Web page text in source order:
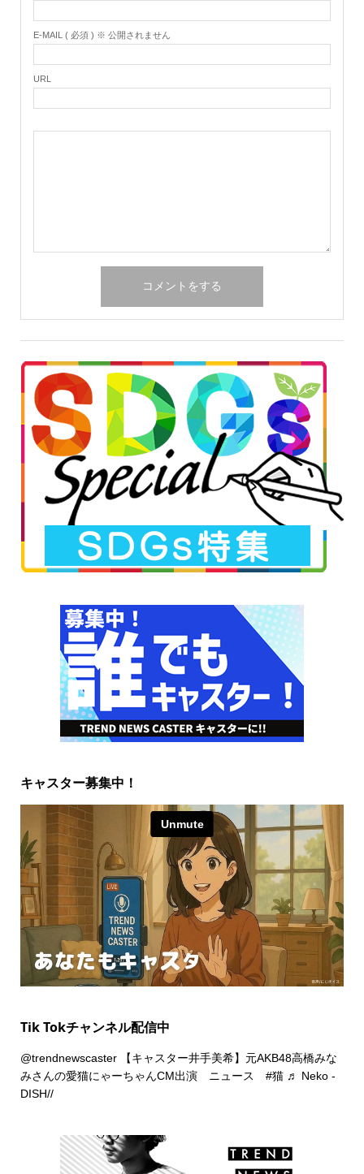
E-MAIL ( 必須 ) ※ 公開されません
URL
キャスター募集中！
Tik Tokチャンネル配信中
@trendnewscaster【キャスター井手美希】元AKB48高橋みな
みさんの愛猫にゃーちゃんCM出演 ニュース #猫 ♬ Neko -
DISH//